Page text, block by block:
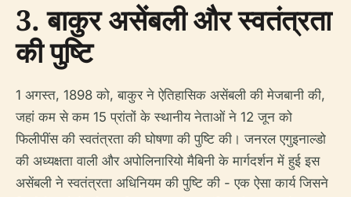
3. बाकुर असेंबली और स्वतंत्रता
की पुष्टि
1 अगस्त, 1898 को, बाकुर ने ऐतिहासिक असेंबली की मेजबानी की,
जहां कम से कम 15 प्रांतों के स्थानीय नेताओं ने 12 जून को
फिलीपींस की स्वतंत्रता की घोषणा की पुष्टि की। जनरल एगुइनाल्डो
की अध्यक्षता वाली और अपोलिनारियो मैबिनी के मार्गदर्शन में हुई इस
असेंबली ने स्वतंत्रता अधिनियम की पुष्टि की - एक ऐसा कार्य जिसने